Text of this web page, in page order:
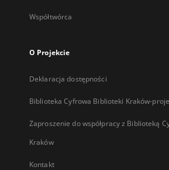
Współtwórca
O Projekcie
Deklaracja dostępności
Biblioteka Cyfrowa Biblioteki Kraków-
Zaproszenie do współpracy z Biblioteką
Kraków
Kontakt